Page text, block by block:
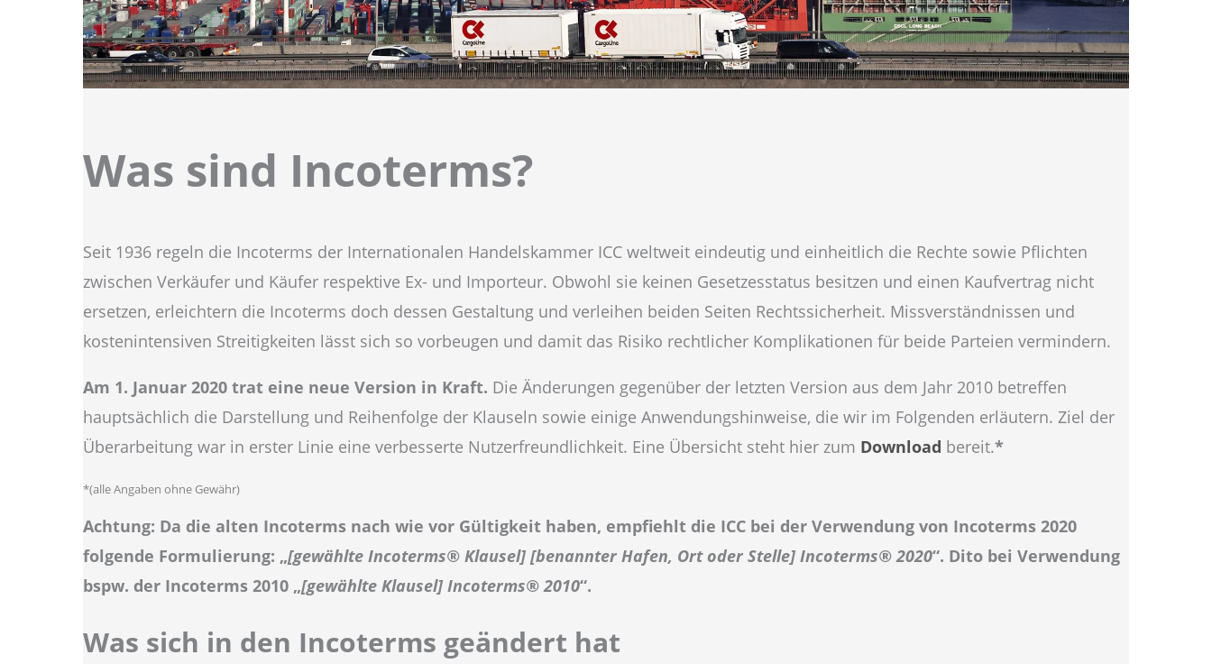
Was sind Incoterms?
Seit 1936 regeln die Incoterms der Internationalen Handelskammer ICC weltweit eindeutig und einheitlich die Rechte sowie Pflichten
zwischen Verkäufer und Käufer respektive Ex- und Importeur. Obwohl sie keinen Gesetzesstatus besitzen und einen Kaufvertrag nicht
ersetzen, erleichtern die Incoterms doch dessen Gestaltung und verleihen beiden Seiten Rechtssicherheit. Missverständnissen und
kostenintensiven Streitigkeiten lässt sich so vorbeugen und damit das Risiko rechtlicher Komplikationen für beide Parteien vermindern.
Am 1. Januar 2020 trat eine neue Version in Kraft. Die Änderungen gegenüber der letzten Version aus dem Jahr 2010 betreffen
hauptsächlich die Darstellung und Reihenfolge der Klauseln sowie einige Anwendungshinweise, die wir im Folgenden erläutern. Ziel der
Überarbeitung war in erster Linie eine verbesserte Nutzerfreundlichkeit. Eine Übersicht steht hier zum Download bereit.*
*(alle Angaben ohne Gewähr)
Achtung: Da die alten Incoterms nach wie vor Gültigkeit haben, empfiehlt die ICC bei der Verwendung von Incoterms 2020
folgende Formulierung: „[gewählte Incoterms® Klausel] [benannter Hafen, Ort oder Stelle] Incoterms® 2020“. Dito bei Verwendung
bspw. der Incoterms 2010 „[gewählte Klausel] Incoterms® 2010“.
Was sich in den Incoterms geändert hat